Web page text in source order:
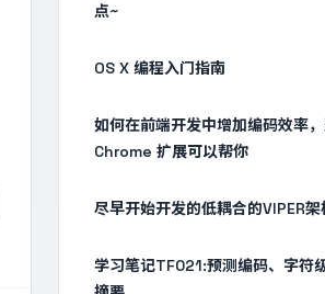
点~
OS X 编程入门指南
如何在前端开发中增加编码效率
Chrome 扩展可以帮你
尽早开始开发的低耦合的VIPER架
学习笔记TF021:预测编码、字符